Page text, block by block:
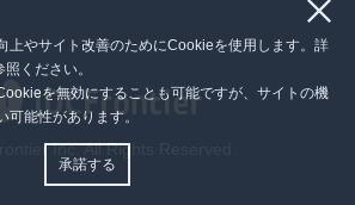
上やサイト改善のためにCookieを使用します。詳
照ください。
を無効にすることも可能ですが、サイトの機
可能性があります。
承諾する
Inc. All Rights Reserved.